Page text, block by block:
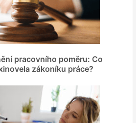
pracovního poměru: Co
zákoníku práce?